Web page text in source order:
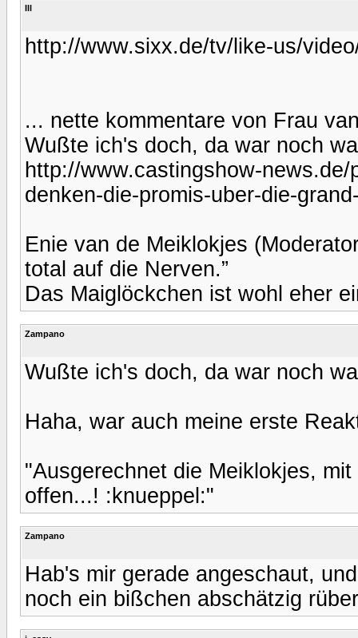
Ill
http://www.sixx.de/tv/like-us/
... nette kommentare von Frau
Wußte ich's doch, da war noch
http://www.castingshow-
denken-die-promis-uber-die-
Enie van de Meiklokjes
total auf die Nerven.”
Das Maiglöckchen ist wohl eher
Zampano
Wußte ich's doch, da war noch
Haha, war auch meine erste
"Ausgerechnet die Meiklokjes,
offen...! :knueppel:"
Zampano
Hab's mir gerade angeschaut,
noch ein bißchen abschätzig